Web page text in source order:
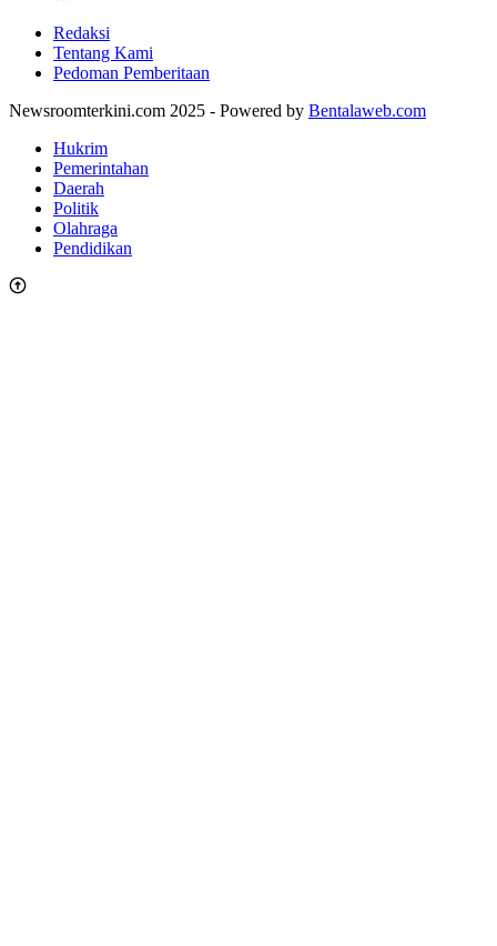
Redaksi
Tentang Kami
Pedoman Pemberitaan
Newsroomterkini.com 2025 - Powered by Bentalaweb.com
Hukrim
Pemerintahan
Daerah
Politik
Olahraga
Pendidikan